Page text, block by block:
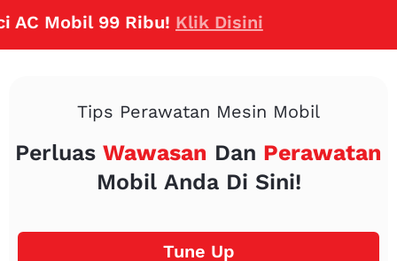
Mobil 99 Ribu!Klik Disini
Tips Perawatan Mesin Mobil
Perluas Wawasan Dan Perawatan
Mobil Anda Di Sini!
Tune Up